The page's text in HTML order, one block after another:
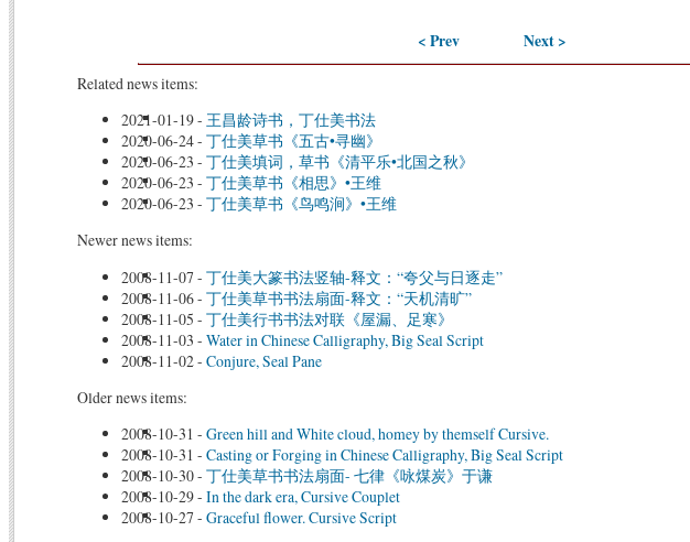
< Prev Next >
Related news items:
2021-01-19- 王昌龄诗书，丁仕美书法
2020-06-24- 丁仕美草书《五古•寻幽》
2020-06-23 - 丁仕美填词，草书《清平乐•北国之秋》
2020-06-23 - 丁仕美草书《相思》•王维
2020-06-23 - 丁仕美草书《鸟鸣涧》•王维
Newer news items:
2008-11-07 - 丁仕美大篆书法竖轴-释文：“夸父与日逐走”
2008-11-06- 丁仕美草书书法扇面-释文：“天机清旷”
2008-11-05 - 丁仕美行书书法对联《屋漏、足寒》
2008-11-03 - Water in Chinese Calligraphy, Big Seal Script
2008-11-02- Conjure, Seal Pane
Older news items:
2008-10-31 - Green hill and White cloud, homey by themself Cursive.
2008-10-31 - Casting or Forging in Chinese Calligraphy, Big Seal Script
2008-10-30- 丁仕美草书书法扇面- 七律《咏煤炭》于谦
2008-10-29- In the dark era, Cursive Couplet
2008-10-27 - Graceful flower. Cursive Script